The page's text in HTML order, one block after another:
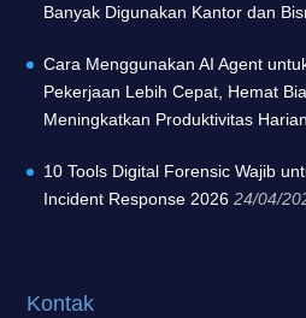
Banyak Digunakan Kantor dan
Cara Menggunakan AI Agent
Pekerjaan Lebih Cepat, Hemat
Meningkatkan Produktivitas Harian
10 Tools Digital Forensic Wajib
Incident Response 2026 24/04/
Kontak